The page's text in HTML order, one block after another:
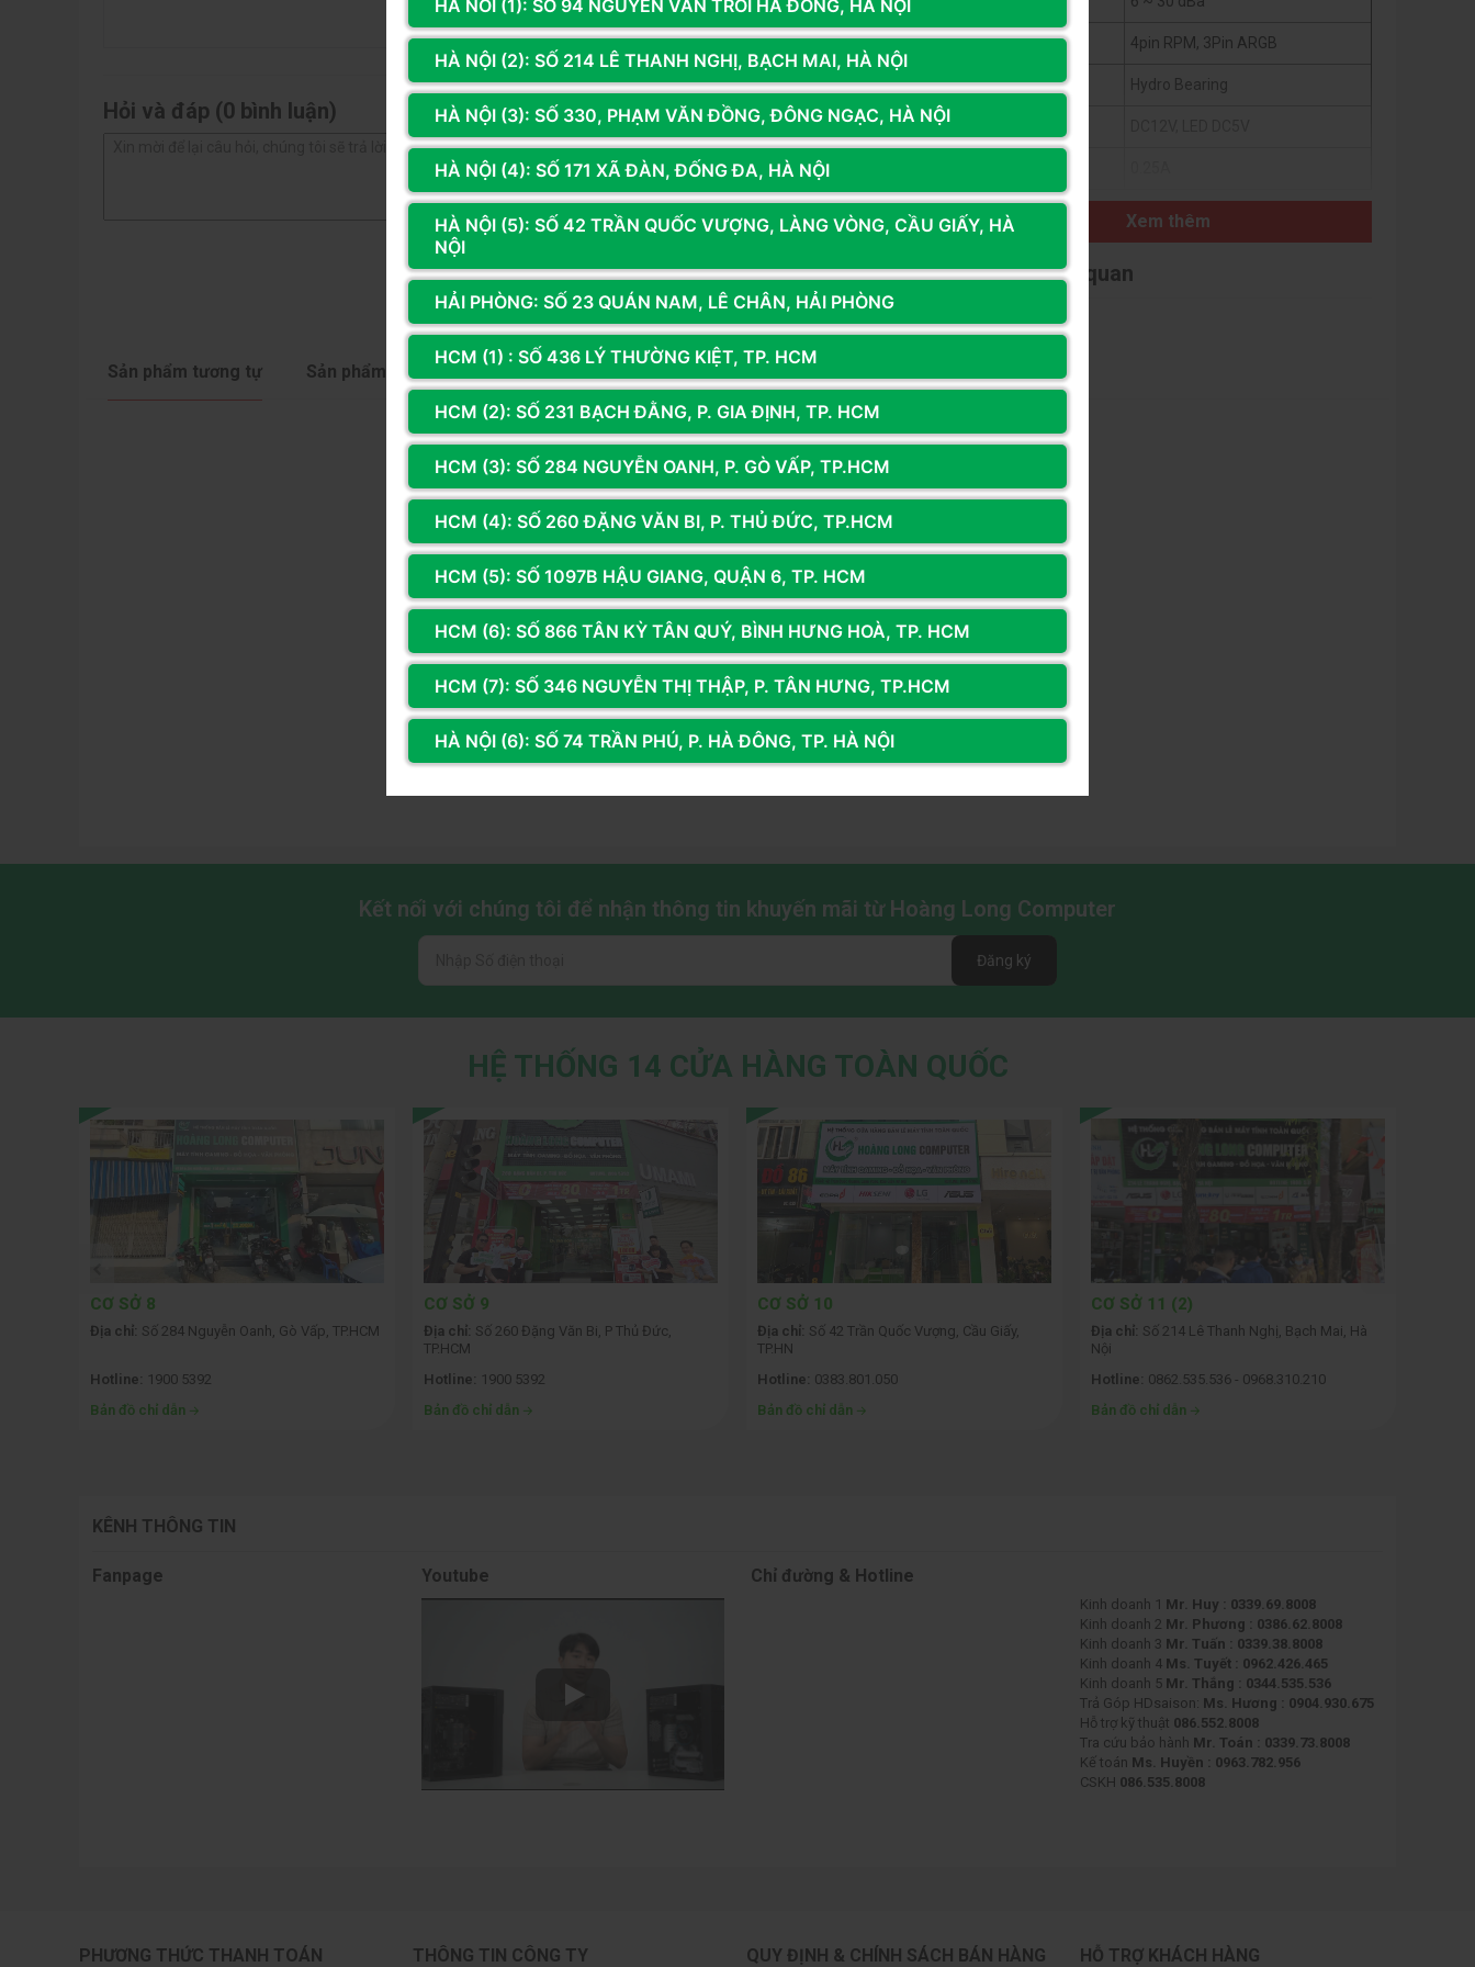
Hỏi và đáp (0 bình luận)
Giao diện: 4pin RPM, 3Pin ARGB
Loại vòng bi: Hydro Bearing
Xem thêm
Bài viết liên quan
Sản phẩm tương tự Sản phẩm cùng hãng Sản phẩm đã xem
Kết nối với chúng tôi để nhận thông tin khuyến mãi từ Hoàng Long Computer
Đăng ký
HỆ THỐNG 14 CỬA HÀNG TOÀN QUỐC
CƠ SỞ 8
Địa chỉ: Số 284 Nguyễn Oanh, Gò Vấp, TP.HCM
Hotline: 1900 5392
Bản đồ chỉ dẫn
CƠ SỞ 9
Địa chỉ: Số 260 Đặng Văn Bi, P Thủ Đức,
TP.HCM
Hotline: 1900 5392
Bản đồ chỉ dẫn
CƠ SỞ 10
Địa chỉ: Số 42 Trần Quốc Vượng, Cầu Giấy,
TP.HN
Hotline: 0383.801.050
Bản đồ chỉ dẫn
CƠ SỞ 11 (2)
Địa chỉ: Số 214 Lê Thanh Nghị, Bạch Mai, Hà
Nội
Hotline: 0862.535.536 - 0968.310.210
Bản đồ chỉ dẫn
KÊNH THÔNG TIN
Fanpage Youtube Chỉ đường & Hotline
Kinh doanh 1 Mr. Huy : 0339.69.8008
Kinh doanh 2 Mr. Phương : 0386.62.8008
Kinh doanh 3 Mr. Tuấn : 0339.38.8008
Kinh doanh 4 Ms. Tuyết : 0962.426.465
Kinh doanh 5 Mr. Thắng : 0344.535.536
Trả Góp HDsaison: Ms. Hương : 0904.930.675
Hỗ trợ kỹ thuật 086.552.8008
Tra cứu bảo hành Mr. Toán : 0339.73.8008
Kế toán Ms. Huyền : 0963.782.956
CSKH 086.535.8008
PHƯƠNG THỨC THANH TOÁN THÔNG TIN CÔNG TY QUY ĐỊNH & CHÍNH SÁCH BÁN HÀNG HỖ TRỢ KHÁCH HÀNG
HÀ NÔI (1): SỐ 94 NGUYỄN VĂN TRỖI HÀ ĐÔNG, HÀ NỘI
HÀ NỘI (2): SỐ 214 LÊ THANH NGHỊ, BẠCH MAI, HÀ NỘI
HÀ NỘI (3): SỐ 330, PHẠM VĂN ĐỒNG, ĐÔNG NGẠC, HÀ NỘI
HÀ NỘI (4): SỐ 171 XÃ ĐÀN, ĐỐNG ĐA, HÀ NỘI
HÀ NỘI (5): SỐ 42 TRẦN QUỐC VƯỢNG, LÀNG VÒNG, CẦU GIẤY, HÀ
NỘI
HẢI PHÒNG: SỐ 23 QUÁN NAM, LÊ CHÂN, HẢI PHÒNG
HCM (1) : SỐ 436 LÝ THƯỜNG KIỆT, TP. HCM
HCM (2): SỐ 231 BẠCH ĐẰNG, P. GIA ĐỊNH, TP. HCM
HCM (3): SỐ 284 NGUYỄN OANH, P. GÒ VẤP, TP.HCM
HCM (4): SỐ 260 ĐẶNG VĂN BI, P. THỦ ĐỨC, TP.HCM
HCM (5): SỐ 1097B HẬU GIANG, QUẬN 6, TP. HCM
HCM (6): SỐ 866 TÂN KỲ TÂN QUÝ, BÌNH HƯNG HOÀ, TP. HCM
HCM (7): SỐ 346 NGUYỄN THỊ THẬP, P. TÂN HƯNG, TP.HCM
HÀ NỘI (6): SỐ 74 TRẦN PHÚ, P. HÀ ĐÔNG, TP. HÀ NỘI